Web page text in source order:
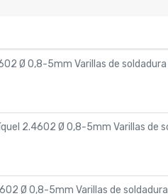
Ø 0,8-5mm Varillas de soldadura
2.4602 Ø 0,8-5mm Varillas de
Ø 0,8-5mm Varillas de